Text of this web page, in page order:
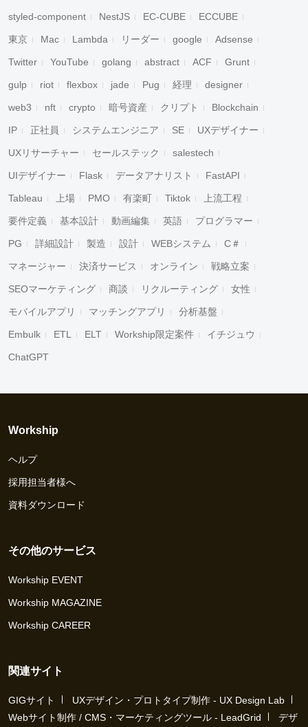
styled-component NestJS EC-CUBE ECCUBE
東京 Mac Lambda リーダー google Adsense
Twitter YouTube golang abstract ACF Grunt
gulp riot flexbox jade Pug 経理 designer
web3 nft crypto 暗号資産 クリプト Blockchain
IP 正社員 システムエンジニア SE UXデザイナー
UXリサーチャー セールステック salestech
UIデザイナー Flask データアナリスト FastAPI
Tableau 上場 PMO 有楽町 Tiktok 上流工程
要件定義 基本設計 動画編集 英語 プログラマー
PG 詳細設計 製造 設計 WEBシステム C＃
マネージャー 決済サービス オンライン 戦略立案
SEOマーケティング 商談 リクルーティング 女性
モバイルアプリ マッチングアプリ 分析基盤
Embulk ETL ELT Workship限定案件 イチジュウ
ChatGPT
Workship
ヘルプ
採用担当者様へ
資料ダウンロード
その他のサービス
Workship EVENT
Workship MAGAZINE
Workship CAREER
関連サイト
GIGサイト
UXデザイン・プロトタイプ制作 - UX Design Lab
Webサイト制作 / CMS・マーケティングツール - LeadGrid
デザ